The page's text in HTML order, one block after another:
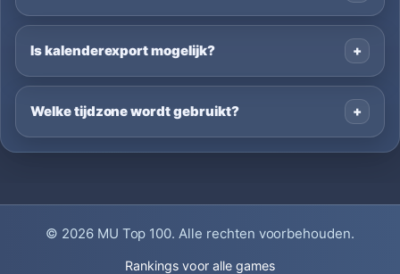
Is kalenderexport mogelijk?
Welke tijdzone wordt gebruikt?
© 2026 MU Top 100. Alle rechten voorbehouden.
Rankings voor alle games